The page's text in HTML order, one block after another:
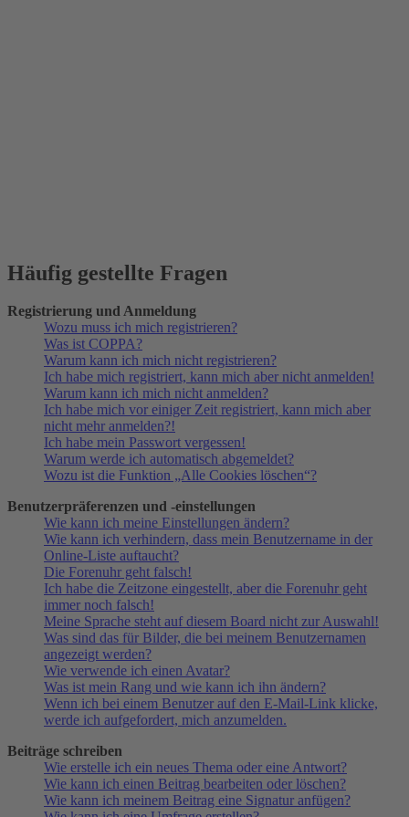
Häufig gestellte Fragen
Registrierung und Anmeldung
Wozu muss ich mich registrieren?
Was ist COPPA?
Warum kann ich mich nicht registrieren?
Ich habe mich registriert, kann mich aber nicht anmelden!
Warum kann ich mich nicht anmelden?
Ich habe mich vor einiger Zeit registriert, kann mich aber
nicht mehr anmelden?!
Ich habe mein Passwort vergessen!
Warum werde ich automatisch abgemeldet?
Wozu ist die Funktion „Alle Cookies löschen“?
Benutzerpräferenzen und -einstellungen
Wie kann ich meine Einstellungen ändern?
Wie kann ich verhindern, dass mein Benutzername in der
Online-Liste auftaucht?
Die Forenuhr geht falsch!
Ich habe die Zeitzone eingestellt, aber die Forenuhr geht
immer noch falsch!
Meine Sprache steht auf diesem Board nicht zur Auswahl!
Was sind das für Bilder, die bei meinem Benutzernamen
angezeigt werden?
Wie verwende ich einen Avatar?
Was ist mein Rang und wie kann ich ihn ändern?
Wenn ich bei einem Benutzer auf den E-Mail-Link klicke,
werde ich aufgefordert, mich anzumelden.
Beiträge schreiben
Wie erstelle ich ein neues Thema oder eine Antwort?
Wie kann ich einen Beitrag bearbeiten oder löschen?
Wie kann ich meinem Beitrag eine Signatur anfügen?